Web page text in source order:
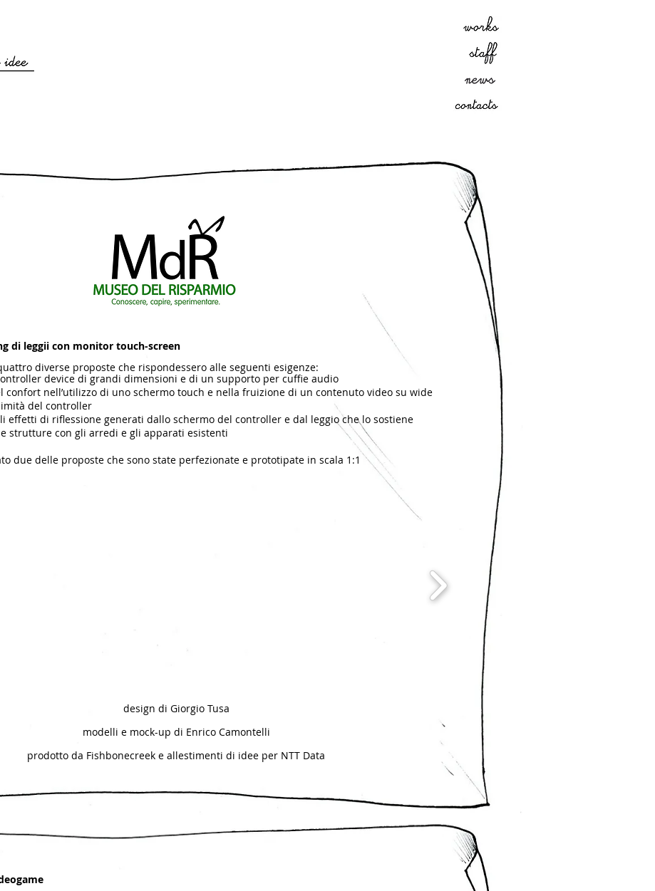
di leggii con monitor touch-screen
diverse proposte che rispondessero alle seguenti esigenze:
device di grandi dimensioni e di un supporto per cuffie audio
confort nell’utilizzo di uno schermo touch e nella fruizione di un contenuto video su wide
del controller
effetti di riflessione generati dallo schermo del controller e dal leggio che lo sostiene
strutture con gli arredi e gli apparati esistenti
due delle proposte che sono state perfezionate e prototipate in scala 1:1
design di Giorgio Tusa
modelli e mock-up di Enrico Camontelli
prodotto da Fishbonecreek e allestimenti di idee per NTT Data